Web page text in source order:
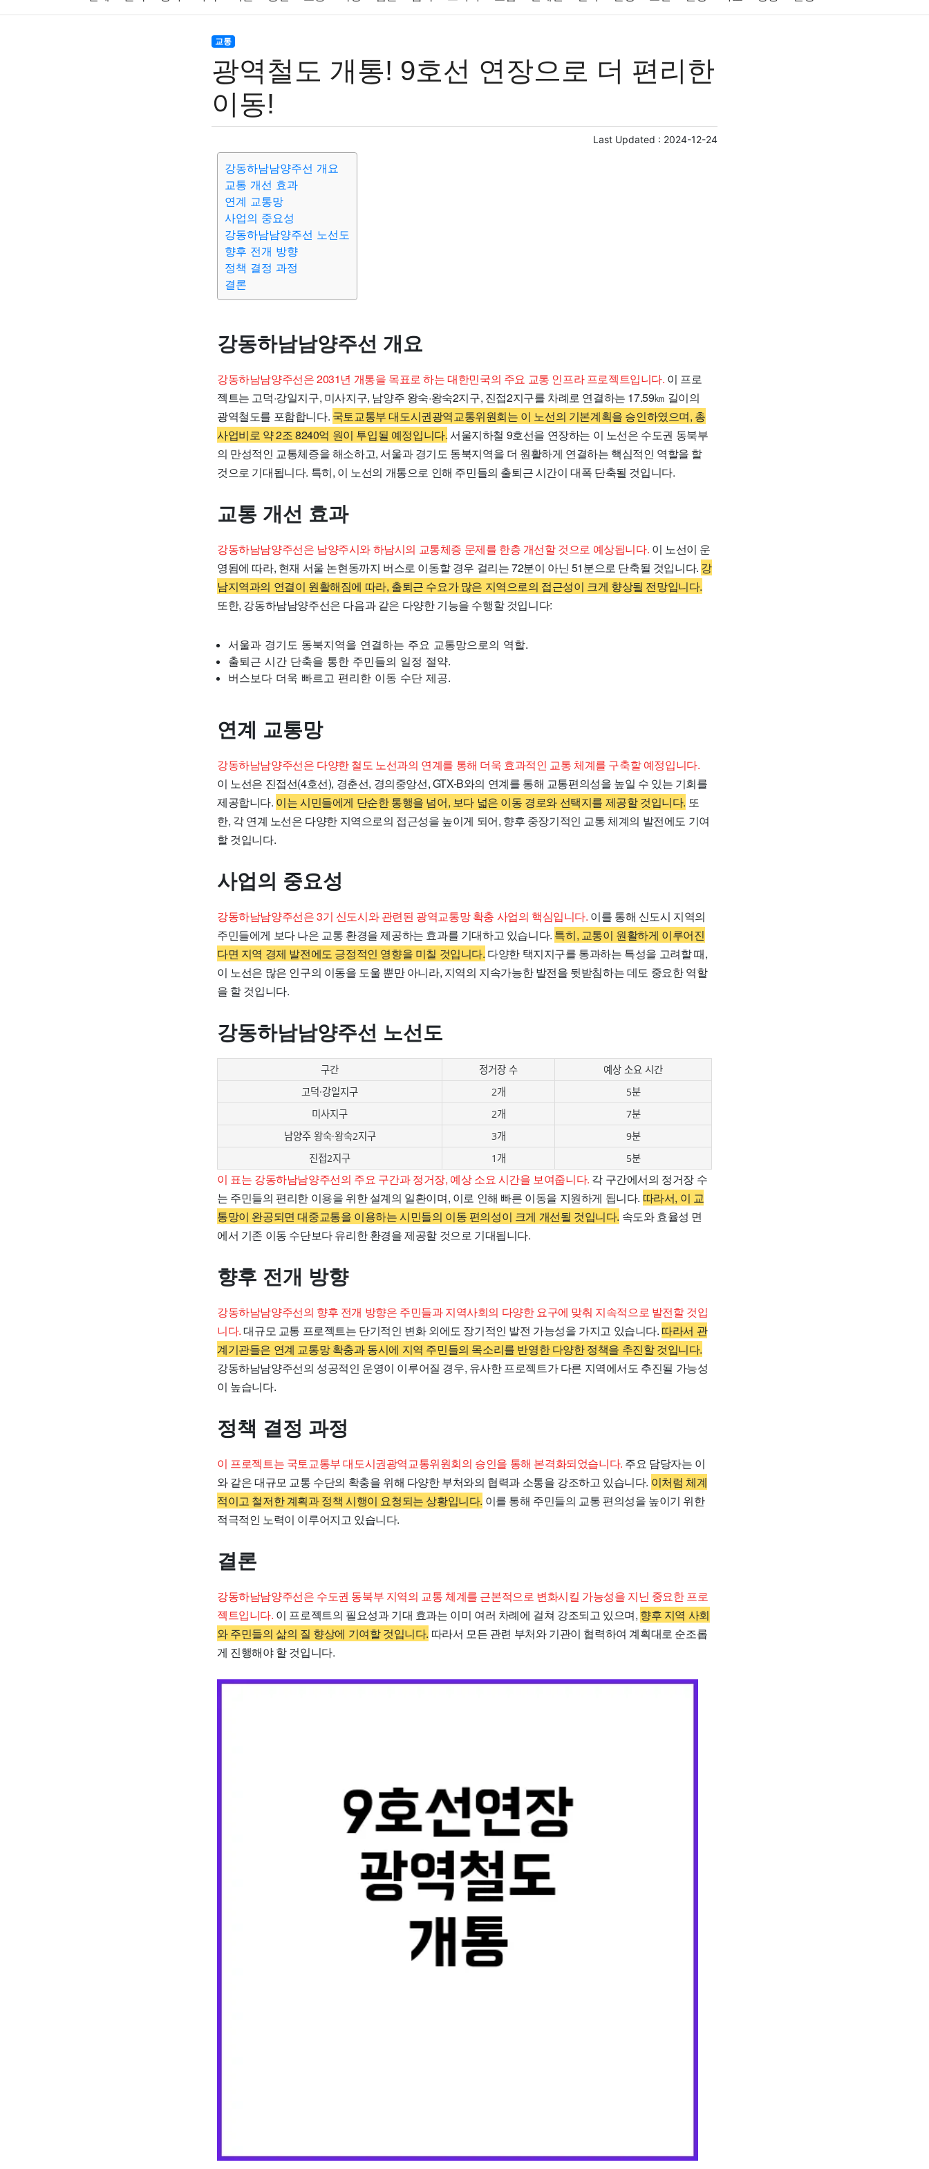
블록체인
여행 맛집 IT 컴퓨터 기술 종교 사회 정치 건강 의료 의학 경제 마케팅 부동산
교통
광역철도 개통! 9호선 연장으로 더 편리한
이동!
Last Updated : 2024-12-24
강동하남남양주선 개요
교통 개선 효과
연계 교통망
사업의 중요성
강동하남남양주선 노선도
향후 전개 방향
정책 결정 과정
결론
강동하남남양주선 개요
강동하남남양주선은 2031년 개통을 목표로 하는 대한민국의 주요 교통 인프라 프로젝트입니다. 이 프로
젝트는 고덕·강일지구, 미사지구, 남양주 왕숙·왕숙2지구, 진접2지구를 차례로 연결하는 17.59㎞ 길이의
광역철도를 포함합니다. 국토교통부 대도시권광역교통위원회는 이 노선의 기본계획을 승인하였으며, 총
사업비로 약 2조 8240억 원이 투입될 예정입니다.서울지하철 9호선을 연장하는 이 노선은 수도권 동북부
의 만성적인 교통체증을 해소하고, 서울과 경기도 동북지역을 더 원활하게 연결하는 핵심적인 역할을 할
것으로 기대됩니다. 특히, 이 노선의 개통으로 인해 주민들의 출퇴근 시간이 대폭 단축될 것입니다.
교통 개선 효과
강동하남남양주선은 남양주시와 하남시의 교통체증 문제를 한층 개선할 것으로 예상됩니다. 이 노선이 운
영됨에 따라, 현재 서울 논현동까지 버스로 이동할 경우 걸리는 72분이 아닌 51분으로 단축될 것입니다. 강
남지역과의 연결이 원활해짐에 따라, 출퇴근 수요가 많은 지역으로의 접근성이 크게 향상될 전망입니다.
또한, 강동하남남양주선은 다음과 같은 다양한 기능을 수행할 것입니다:
서울과 경기도 동북지역을 연결하는 주요 교통망으로의 역할.
출퇴근 시간 단축을 통한 주민들의 일정 절약.
버스보다 더욱 빠르고 편리한 이동 수단 제공.
연계 교통망
강동하남남양주선은 다양한 철도 노선과의 연계를 통해 더욱 효과적인 교통 체계를 구축할 예정입니다.
이 노선은 진접선(4호선), 경춘선, 경의중앙선, GTX-B와의 연계를 통해 교통편의성을 높일 수 있는 기회를
제공합니다. 이는 시민들에게 단순한 통행을 넘어, 보다 넓은 이동 경로와 선택지를 제공할 것입니다. 또
한, 각 연계 노선은 다양한 지역으로의 접근성을 높이게 되어, 향후 중장기적인 교통 체계의 발전에도 기여
할 것입니다.
사업의 중요성
강동하남남양주선은 3기 신도시와 관련된 광역교통망 확충 사업의 핵심입니다. 이를 통해 신도시 지역의
주민들에게 보다 나은 교통 환경을 제공하는 효과를 기대하고 있습니다. 특히, 교통이 원활하게 이루어진
다면 지역 경제 발전에도 긍정적인 영향을 미칠 것입니다. 다양한 택지지구를 통과하는 특성을 고려할 때,
이 노선은 많은 인구의 이동을 도울 뿐만 아니라, 지역의 지속가능한 발전을 뒷받침하는 데도 중요한 역할
을 할 것입니다.
강동하남남양주선 노선도
구간 정거장 수
예상 소요 시간
고덕·강일지구
2개
5분
미사지구
2개
7분
남양주 왕숙·왕숙2지구
3개
9분
진접2지구
1개 5분
이 표는 강동하남남양주선의 주요 구간과 정거장, 예상 소요 시간을 보여줍니다. 각 구간에서의 정거장 수
는 주민들의 편리한 이용을 위한 설계의 일환이며, 이로 인해 빠른 이동을 지원하게 됩니다. 따라서, 이 교
통망이 완공되면 대중교통을 이용하는 시민들의 이동 편의성이 크게 개선될 것입니다. 속도와 효율성 면
에서 기존 이동 수단보다 유리한 환경을 제공할 것으로 기대됩니다.
향후 전개 방향
강동하남남양주선의 향후 전개 방향은 주민들과 지역사회의 다양한 요구에 맞춰 지속적으로 발전할 것입
니다.대규모 교통 프로젝트는 단기적인 변화 외에도 장기적인 발전 가능성을 가지고 있습니다. 따라서 관
계기관들은 연계 교통망 확충과 동시에 지역 주민들의 목소리를 반영한 다양한 정책을 추진할 것입니다.
강동하남남양주선의 성공적인 운영이 이루어질 경우, 유사한 프로젝트가 다른 지역에서도 추진될 가능성
이 높습니다.
정책 결정 과정
이 프로젝트는 국토교통부 대도시권광역교통위원회의 승인을 통해 본격화되었습니다. 주요 담당자는 이
와 같은 대규모 교통 수단의 확충을 위해 다양한 부처와의 협력과 소통을 강조하고 있습니다. 이처럼 체계
적이고 철저한 계획과 정책 시행이 요청되는 상황입니다. 이를 통해 주민들의 교통 편의성을 높이기 위한
적극적인 노력이 이루어지고 있습니다.
결론
강동하남남양주선은 수도권 동북부 지역의 교통 체계를 근본적으로 변화시킬 가능성을 지닌 중요한 프로
젝트입니다. 이 프로젝트의 필요성과 기대 효과는 이미 여러 차례에 걸쳐 강조되고 있으며, 향후 지역 사회
와 주민들의 삶의 질 향상에 기여할 것입니다. 따라서 모든 관련 부처와 기관이 협력하여 계획대로 순조롭
게 진행해야 할 것입니다.